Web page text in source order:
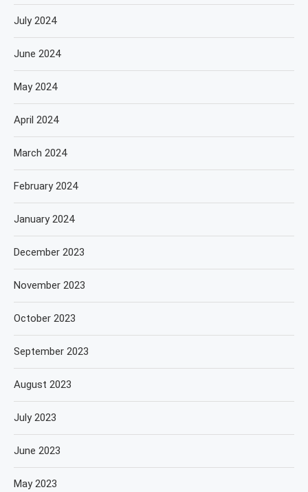
July 2024
June 2024
May 2024
April 2024
March 2024
February 2024
January 2024
December 2023
November 2023
October 2023
September 2023
August 2023
July 2023
June 2023
May 2023